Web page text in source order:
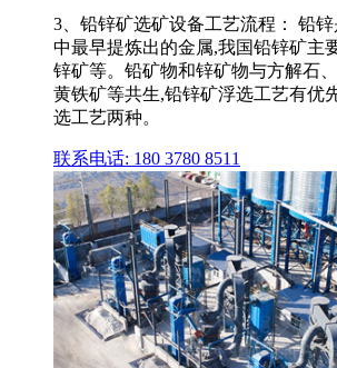
3、铅锌矿选矿设备工艺流程： 铅
中最早提炼出的金属,我国铅锌矿主
锌矿等。铅矿物和锌矿物与方解石
黄铁矿等共生,铅锌矿浮选工艺有优
选工艺两种。
联系电话: 180 3780 8511